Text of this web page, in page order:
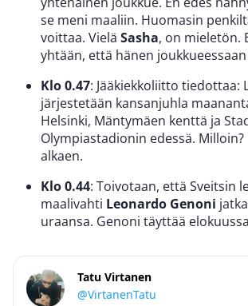
se meni maaliin. Huomasin
voittaa. Vielä Sasha, on mieletön.
yhtään, että hänen
Klo 0.47: Jääkiekkoliitto tiedottaa:
järjestetään kansanjuhla
Helsinki, Mäntymäen kenttä ja
Olympiastadionin edessä. Milloin?
alkaen.
Klo 0.44: Toivotaan, että Sveitsin
maalivahti Leonardo Genoni
uraansa. Genoni täyttää
Tatu Virtanen
@VirtanenTatu